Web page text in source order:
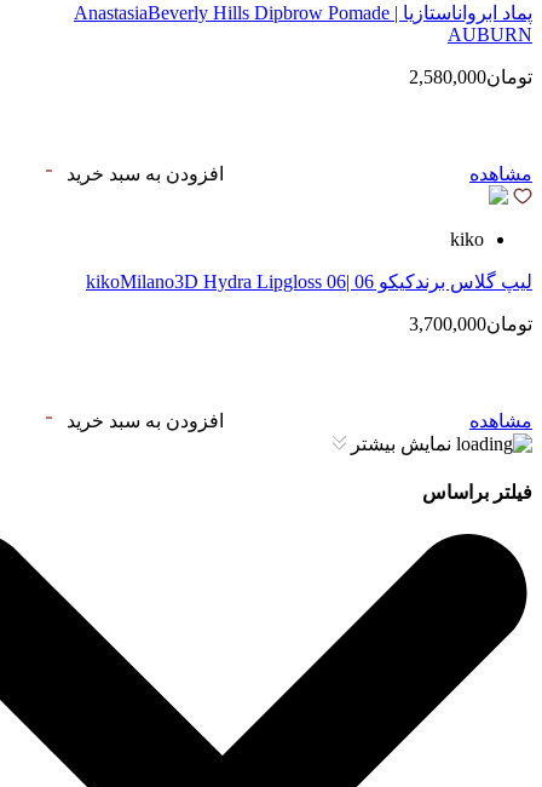
پماد ابرواناستازیا | AnastasiaBeverly Hills Dipbrow Pomade
AUBURN
تومان2,580,000
مشاهده افزودن به سبد خرید
kiko
لیپ گلاس‌ برندکیکو 06 |kikoMilano3D Hydra Lipgloss 06
تومان3,700,000
مشاهده
افزودن به سبد خرید
نمایش بیشتر
فیلتر براساس